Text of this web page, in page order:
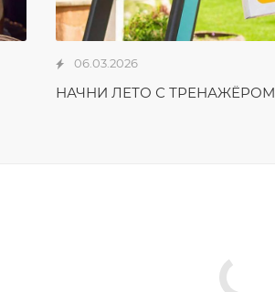
06.03.2026
НАЧНИ ЛЕТО С ТРЕНАЖЁРОМ